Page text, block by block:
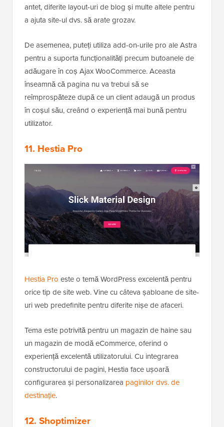
antet, diferite layout-uri de blog și multe altele pentru
a ajuta site-ul dvs. să arate grozav.
De asemenea, puteți utiliza add-on-urile pro ale Astra
pentru a suporta funcționalități precum butoanele de
adăugare în coș Ajax WooCommerce. Aceasta
înseamnă că pagina nu va trebui să se
reîmprospăteze după ce un client adaugă un produs
în coșul său, creând o experiență mai bună pentru
utilizator.
11. Hestia Pro
Hestia Pro este o temă WordPress excelentă pentru
orice tip de site web. Vine cu câteva șabloane de site-
uri web predefinite pentru diferite nișe de afaceri.
Tema este potrivită pentru un magazin de haine sau
un magazin de modă eCommerce, oferind o
experiență excelentă utilizatorului. Cu integrarea
constructorului de pagini, Hestia face ușoară
configurarea și personalizarea paginilor dvs. de
destinație.
12. Shoptimizer